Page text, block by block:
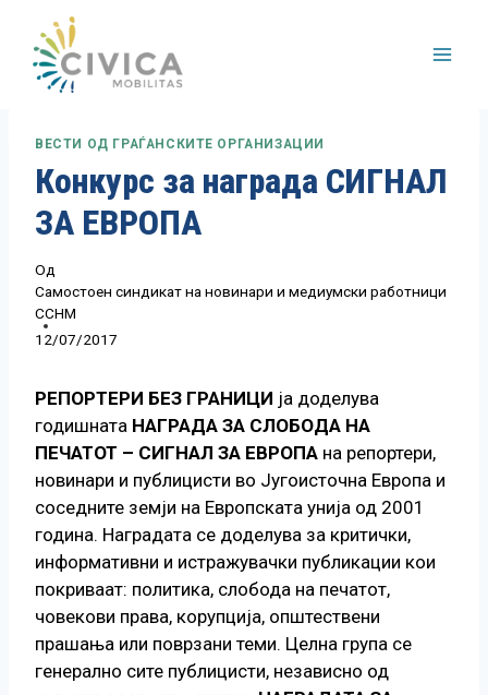
content
ВЕСТИ ОД ГРАЃАНСКИТЕ ОРГАНИЗАЦИИ
Конкурс за награда СИГНАЛ
ЗА ЕВРОПА
Од
Самостоен синдикат на новинари и медиумски работници
ССНМ
12/07/2017
РЕПОРТЕРИ БЕЗ ГРАНИЦИ ја доделува
годишната НАГРАДА ЗА СЛОБОДА НА
ПЕЧАТОТ – СИГНАЛ ЗА ЕВРОПА на репортери,
новинари и публицисти во Југоисточна Европа и
соседните земји на Европската унија од 2001
година. Наградата се доделува за критички,
информативни и истражувачки публикации кои
покриваат: политика, слобода на печатот,
човекови права, корупција, општествени
прашања или поврзани теми. Целна група се
генерално сите публицисти, независно од